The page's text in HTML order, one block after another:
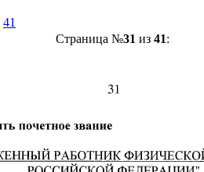
41
Страница №31 из 41: